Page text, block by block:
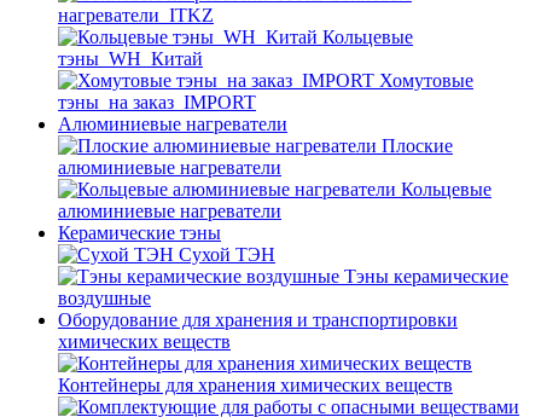
нагреватели_ITKZ
Кольцевые
тэны_WH_Китай
Хомутовые
тэны_на заказ_IMPORT
Алюминиевые нагреватели
Плоские
алюминиевые нагреватели
Кольцевые
алюминиевые нагреватели
Керамические тэны
Сухой ТЭН
Тэны керамические
воздушные
Оборудование для хранения и транспортировки
химических веществ
Контейнеры для хранения химических веществ